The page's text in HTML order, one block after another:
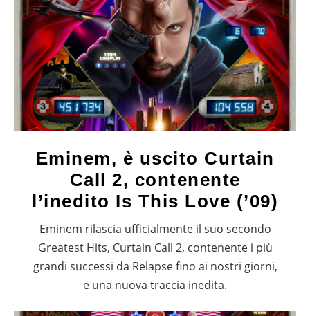
Eminem, è uscito Curtain
Call 2, contenente
l’inedito Is This Love (’09)
Eminem rilascia ufficialmente il suo secondo
Greatest Hits, Curtain Call 2, contenente i più
grandi successi da Relapse fino ai nostri giorni,
e una nuova traccia inedita.